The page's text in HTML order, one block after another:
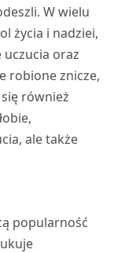
W wielu
życia i nadziei,
uczucia oraz
robione znicze,
również
ale także
popularność